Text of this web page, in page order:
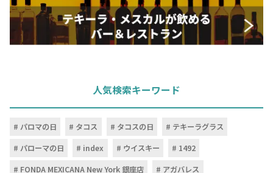
人気検索キーワード
パロマの日 タコス タコスの日
テキーラグラス
パローマの日
index ウイスキー
1492
FONDA MEXICANA New York 銀座店
アガバレス